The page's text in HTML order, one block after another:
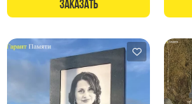
Подсвечники
Венки
Вазы из
Заказать